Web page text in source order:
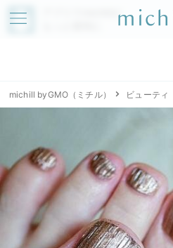
アプリでmichillが
michill byGMO（ミチル） ビューティ